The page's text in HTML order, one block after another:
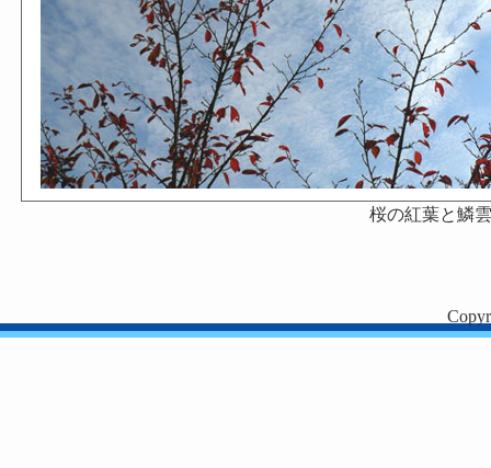
桜の紅葉と鱗雲